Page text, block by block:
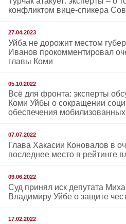
конфликтом вице-спикера
27.04.2023
Уйба не дорожит местом
Иванов прокомментировал
главы Коми
05.10.2022
Всё для фронта: эксперты
Коми Уйбы о сокращении
обеспечения мобилизованных
07.07.2022
Глава Хакасии Коновалов в
последнее место в рейтинге
09.06.2022
Суд принял иск депутата
Владимиру Уйбе о защите
17.02.2022